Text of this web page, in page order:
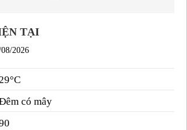
TẠI
2026
có mây